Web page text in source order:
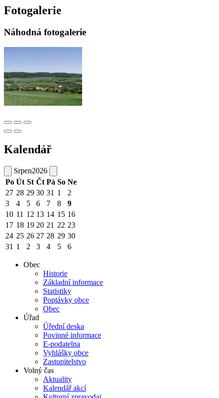
Fotogalerie
Náhodná fotogalerie
Kalendář
Srpen2026
Po Út St Čt Pá So Ne
27 28 29 30 31 1
2
3
4 5 6 7 8
9
10 11 12 13 14 15 16
17 18 19 20 21 22 23
24 25 26 27 28 29 30
31 1 2 3 4 5 6
Obec
Historie
Základní informace
Statistiky
Poptávky obce
Obec
Úřad
Úřední deska
Povinné informace
E-podatelna
Vyhlášky obce
Zastupitelstvo
Volný čas
Aktuality
Kalendář akcí